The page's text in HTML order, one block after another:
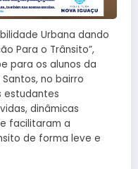
Urbana dando
Para o Trânsito”,
para os alunos da
Santos, no bairro
estudantes
dinâmicas
facilitaram a
de forma leve e